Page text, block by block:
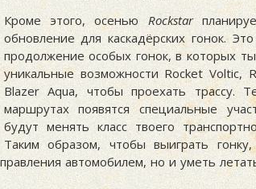
Кроме этого, осеньюRockstar
обновление для каскадёрских гонок.
продолжение особых гонок, в которых
уникальные возможности Rocket Voltic,
Blazer Aqua, чтобы проехать трассу.
маршрутах появятся специальные
будут менять класс твоего
Таким образом, чтобы выиграть
автомобилем, но и уметь